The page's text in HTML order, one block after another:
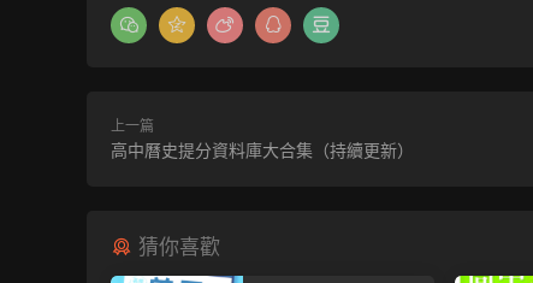
上一篇
高中曆史提分資料庫大合集（持續更新）
猜你喜歡